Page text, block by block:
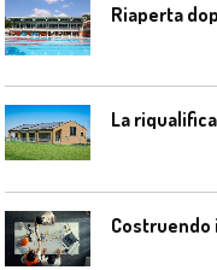
Riaperta
La
Costruendo